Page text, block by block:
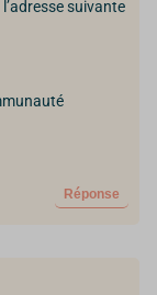
suivante
Réponse